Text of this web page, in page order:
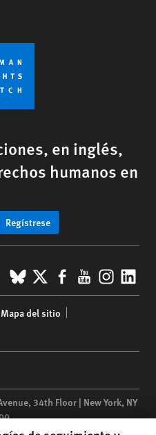
en inglés,
humanos en
Regístrese
BlueSky
X Facebook
YouTube
Mapa del sitio
34th Floor | New York, NY